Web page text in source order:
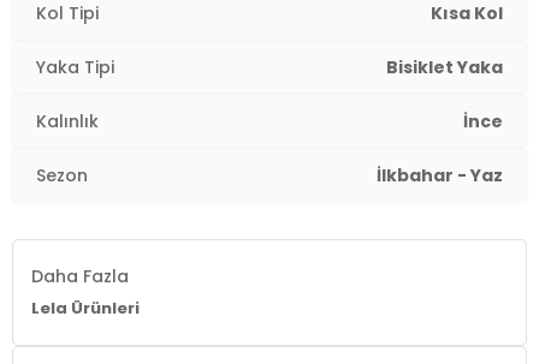
2DY5869000.91
Kol Tipi Kısa Kol
Yaka Tipi Bisiklet Yaka
Kalınlık İnce
Sezon İlkbahar - Yaz
Daha Fazla
Lela Ürünleri